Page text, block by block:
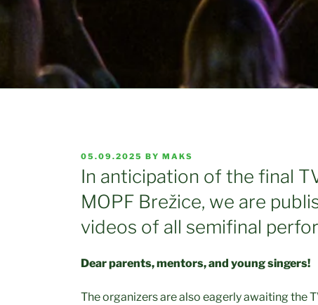
POSTED
ON
05.09.2025 BYMAKS
In anticipation of the final
MOPF Brežice, we are
videos of all semifinal
Dear parents, mentors, and young singers!
The organizers are also eagerly awaiting the